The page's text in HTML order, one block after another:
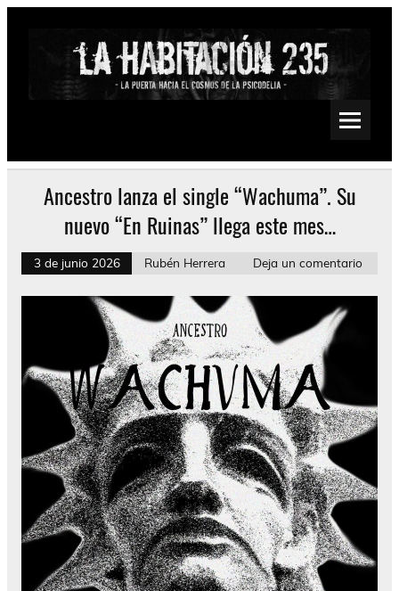
Saltar
Psychedelic, Stoner, Doom, Sludge, Fuzz, Space, Drone
Ancestro lanza el single “Wachuma”. Su
nuevo “En Ruinas” llega este mes…
3 de junio 2026 Rubén Herrera Deja un comentario